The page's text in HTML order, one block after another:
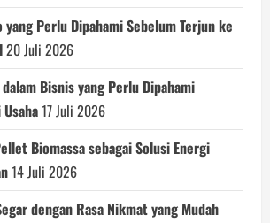
Perlu Dipahami Sebelum Terjun ke
20 Juli 2026
Bisnis yang Perlu Dipahami
17 Juli 2026
Biomassa sebagai Solusi Energi
14 Juli 2026
dengan Rasa Nikmat yang Mudah